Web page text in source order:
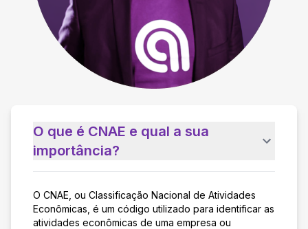
O que é CNAE e qual a sua
importância?
O CNAE, ou Classificação Nacional de Atividades
Econômicas, é um código utilizado para identificar as
atividades econômicas de uma empresa ou